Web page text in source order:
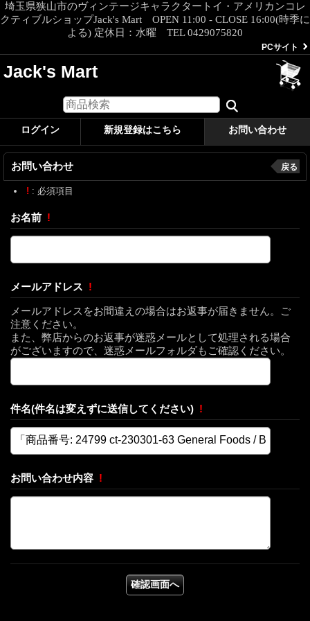
埼玉県狭山市のヴィンテージキャラクタートイ・アメリカンコレ
クティブルショップJack's Mart OPEN 11:00 - CLOSE 16:00(時季に
よる) 定休日：水曜 TEL 0429075820
PCサイト
Jack's Mart
ログイン 新規登録はこちら お問い合わせ
お問い合わせ 戻る
! : 必須項目
お名前 !
メールアドレス !
メールアドレスをお間違えの場合はお返事が届きません。ご
注意ください。
また、弊店からのお返事が迷惑メールとして処理される場合
がございますので、迷惑メールフォルダもご確認ください。
件名(件名は変えずに送信してください) !
お問い合わせ内容 !